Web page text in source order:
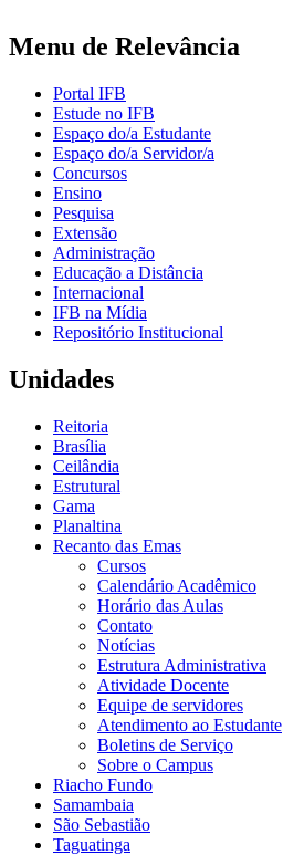
Menu de Relevância
Portal IFB
Estude no IFB
Espaço do/a Estudante
Espaço do/a Servidor/a
Concursos
Ensino
Pesquisa
Extensão
Administração
Educação a Distância
Internacional
IFB na Mídia
Repositório Institucional
Unidades
Reitoria
Brasília
Ceilândia
Estrutural
Gama
Planaltina
Recanto das Emas
Cursos
Calendário Acadêmico
Horário das Aulas
Contato
Notícias
Estrutura Administrativa
Atividade Docente
Equipe de servidores
Atendimento ao Estudante
Boletins de Serviço
Sobre o Campus
Riacho Fundo
Samambaia
São Sebastião
Taguatinga